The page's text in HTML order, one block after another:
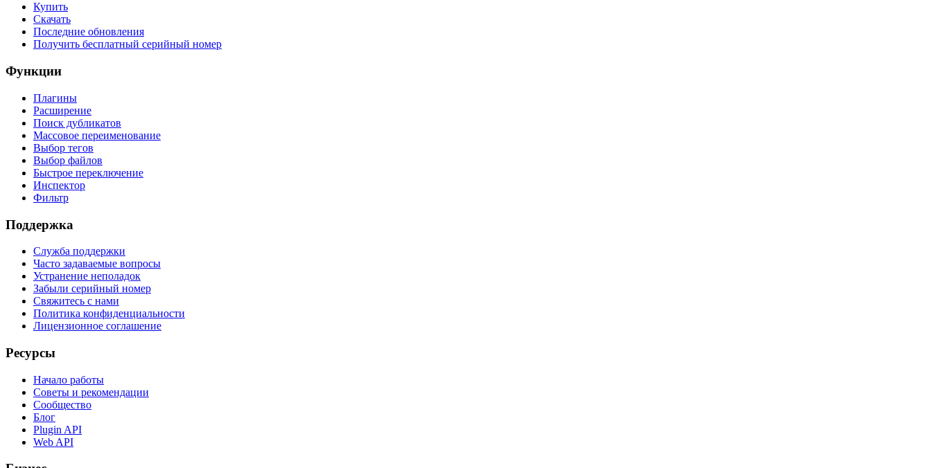
Купить
Скачать
Последние обновления
Получить бесплатный серийный номер
Функции
Плагины
Расширение
Поиск дубликатов
Массовое переименование
Выбор тегов
Выбор файлов
Быстрое переключение
Инспектор
Фильтр
Поддержка
Служба поддержки
Часто задаваемые вопросы
Устранение неполадок
Забыли серийный номер
Свяжитесь с нами
Политика конфиденциальности
Лицензионное соглашение
Ресурсы
Начало работы
Советы и рекомендации
Сообщество
Блог
Plugin API
Web API